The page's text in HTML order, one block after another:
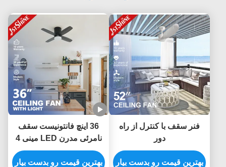
فنر سقف با کنترل از راه
دور
بهترین قیمت رو بدست بیار
36 اینچ فانتونیست سقف
نامرئی مدرن LED مینی 4
تیغه های پلائیوود
بهترین قیمت رو بدست بیار